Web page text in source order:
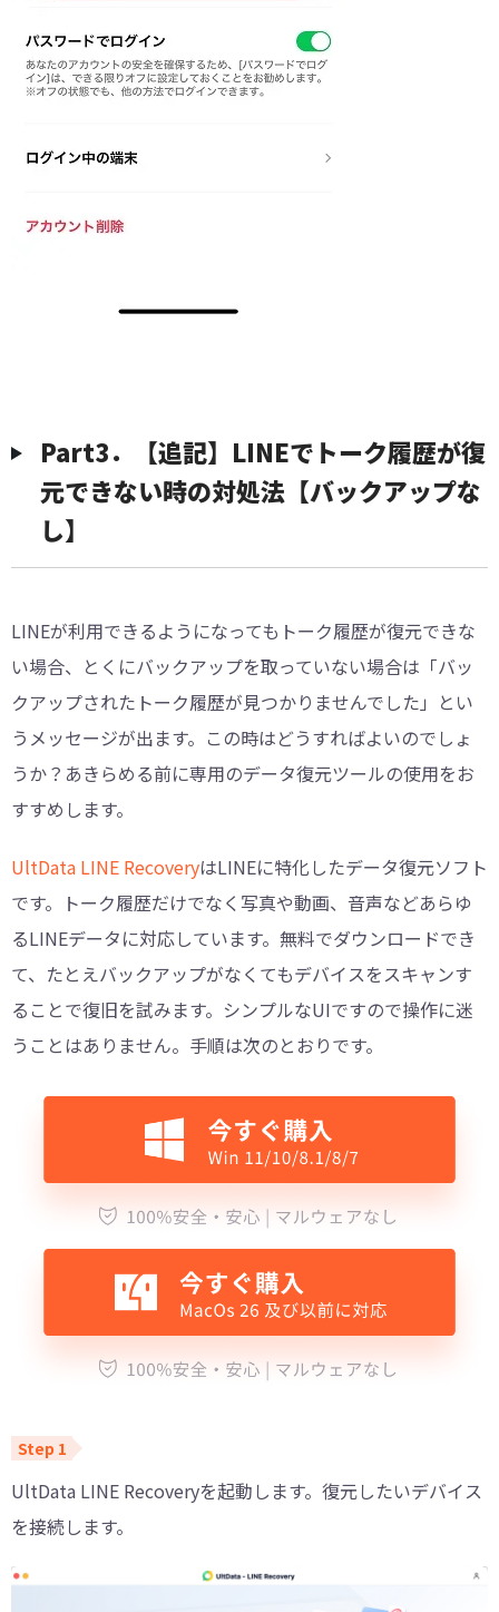
Part3．【追記】LINEでトーク履歴が復
元できない時の対処法【バックアップな
し】
LINEが利用できるようになってもトーク履歴が復元できな
い場合、とくにバックアップを取っていない場合は「バッ
クアップされたトーク履歴が見つかりませんでした」とい
うメッセージが出ます。この時はどうすればよいのでしょ
うか？あきらめる前に専用のデータ復元ツールの使用をお
すすめします。
UltData LINE RecoveryはLINEに特化したデータ復元ソフト
です。トーク履歴だけでなく写真や動画、音声などあらゆ
るLINEデータに対応しています。無料でダウンロードでき
て、たとえバックアップがなくてもデバイスをスキャンす
ることで復旧を試みます。シンプルなUIですので操作に迷
うことはありません。手順は次のとおりです。
UltData LINE Recoveryを起動します。復元したいデバイス
を接続します。